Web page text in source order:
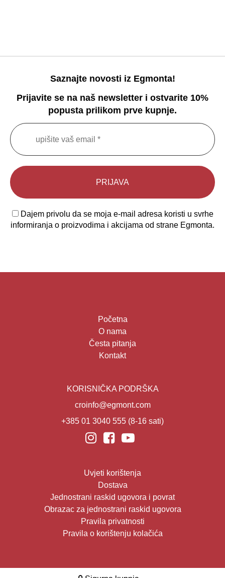
Saznajte novosti iz Egmonta!
Prijavite se na naš newsletter i ostvarite 10%
popusta prilikom prve kupnje.
Dajem privolu da se moja e-mail adresa koristi u svrhe
informiranja o proizvodima i akcijama od strane Egmonta.
Početna
O nama
Česta pitanja
Kontakt
KORISNIČKA PODRŠKA
croinfo@egmont.com
+385 01 3040 555 (8-16 sati)
Uvjeti korištenja
Dostava
Jednostrani raskid ugovora i povrat
Obrazac za jednostrani raskid ugovora
Pravila privatnosti
Pravila o korištenju kolačića